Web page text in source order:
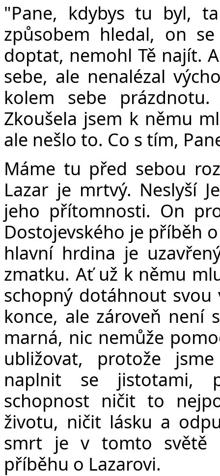
"Pane, kdybys tu byl,
způsobem hledal, on
doptat, nemohl Tě najít.
sebe, ale nenalézal
kolem sebe
Zkoušela jsem k němu
ale nešlo to. Co s tím,
Máme tu před sebou
Lazar je mrtvý. Neslyší
jeho přítomnosti. On
Dostojevského je příběh
hlavní hrdina je
zmatku. Ať už k němu
schopný dotáhnout
konce, ale zároveň není
marná, nic nemůže
ubližovat, protože
naplnit se jistotami,
schopnost ničit to
životu, ničit lásku a
smrt je v tomto světě
příběhu o Lazarovi.